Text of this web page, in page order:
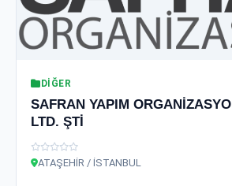
DIĞER
SAFRAN YAPIM
LTD. ŞTİ
ATAŞEHİR / İSTANBUL